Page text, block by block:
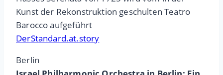
Kunst der Rekonstruktion geschulten Teatro
Barocco aufgeführt
DerStandard.at.story
Berlin